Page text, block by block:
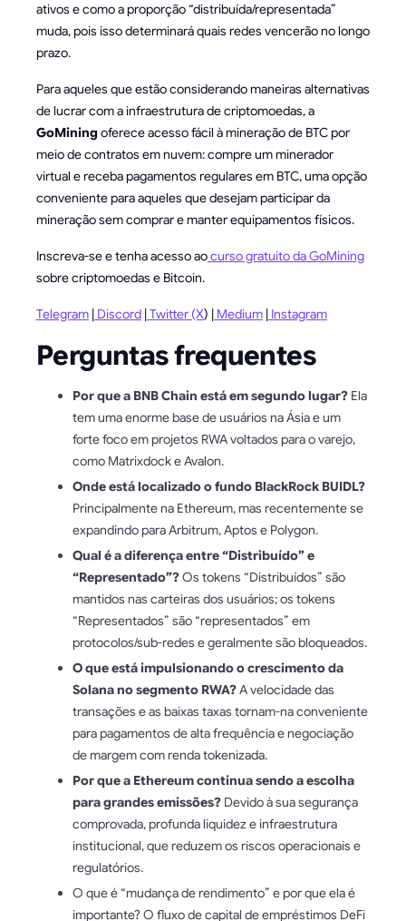
ativos e como a proporção “distribuída/representada”
muda, pois isso determinará quais redes vencerão no longo
prazo.
Para aqueles que estão considerando maneiras alternativas
de lucrar com a infraestrutura de criptomoedas, a
GoMiningoferece acesso fácil à mineração de BTC por
meio de contratos em nuvem: compre um minerador
virtual e receba pagamentos regulares em BTC, uma opção
conveniente para aqueles que desejam participar da
mineração sem comprar e manter equipamentos físicos.
Inscreva-se e tenha acesso aocurso gratuito da GoMining
sobre criptomoedas e Bitcoin.
Telegram | Discord |Twitter (X) | Medium | Instagram
Perguntas frequentes
Por que a BNB Chain está em segundo lugar? Ela
tem uma enorme base de usuários na Ásia e um
forte foco em projetos RWA voltados para o varejo,
como Matrixdock e Avalon.
Onde está localizado o fundo BlackRock BUIDL?
Principalmente na Ethereum, mas recentemente se
expandindo para Arbitrum, Aptos e Polygon.
Qual é a diferença entre “Distribuído” e
“Representado”?Os tokens “Distribuídos” são
mantidos nas carteiras dos usuários; os tokens
“Representados” são “representados” em
protocolos/sub-redes e geralmente são bloqueados.
O que está impulsionando o crescimento da
Solana no segmento RWA?A velocidade das
transações e as baixas taxas tornam-na conveniente
para pagamentos de alta frequência e negociação
de margem com renda tokenizada.
Por que a Ethereum continua sendo a escolha
para grandes emissões? Devido à sua segurança
comprovada, profunda liquidez e infraestrutura
institucional, que reduzem os riscos operacionais e
regulatórios.
O que é “mudança de rendimento” e por que ela é
importante? O fluxo de capital de empréstimos DeFi